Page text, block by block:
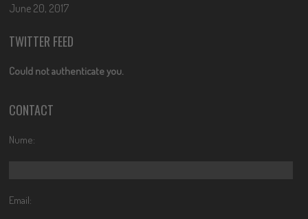
June 20, 2017
TWITTER FEED
Could not authenticate you.
CONTACT
Nume:
Email: